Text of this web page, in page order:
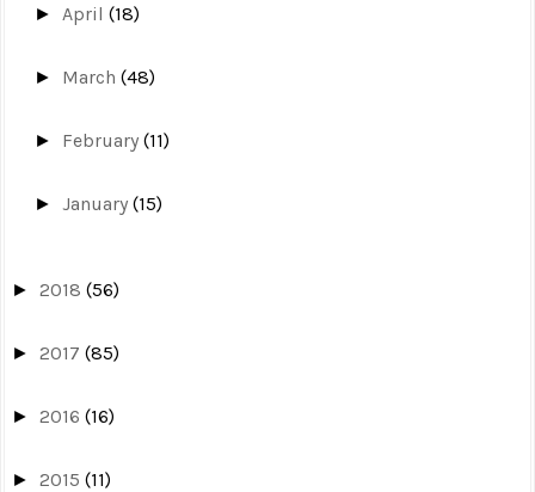
► April(18)
► March(48)
► February(11)
►January(15)
► 2018 (56)
► 2017 (85)
► 2016 (16)
► 2015 (11)